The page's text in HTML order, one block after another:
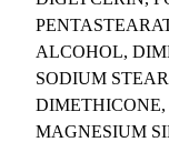
3
5
g
ALCOHOL,
SODIUM
MAGNESIUM